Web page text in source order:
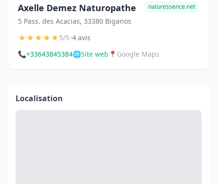
Axelle Demez Naturopathe
5 Pass. des Acacias, 33380 Biganos
naturessence.net
★★★★★5/5•4 avis
📞+33643845384🌐Site web 📍 Google Maps
Localisation